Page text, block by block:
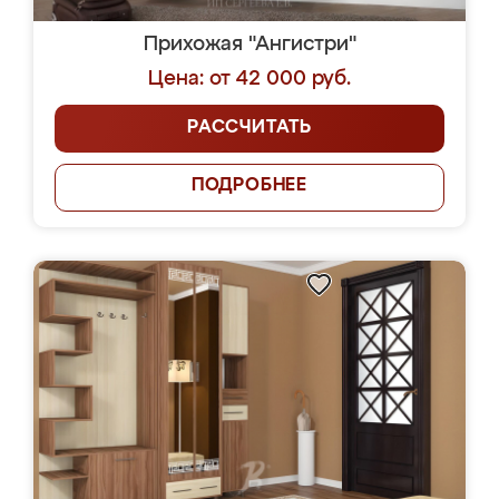
Прихожая "Ангистри"
Цена: от 42 000 руб.
РАССЧИТАТЬ
ПОДРОБНЕЕ